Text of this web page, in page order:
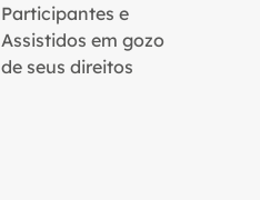
Participantes e
Assistidos em gozo
de seus direitos